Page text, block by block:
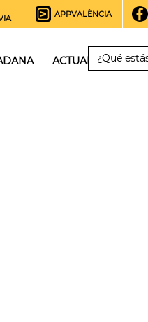
APPVALÈNCIA
ACTUALIDAD